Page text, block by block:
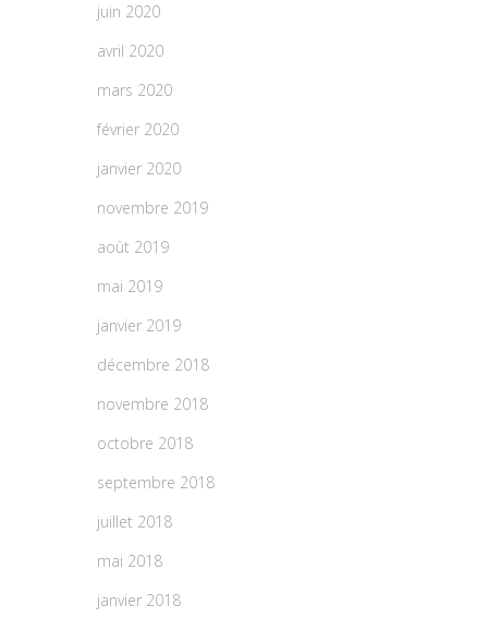
juin 2020
avril 2020
mars 2020
février 2020
janvier 2020
novembre 2019
août 2019
mai 2019
janvier 2019
décembre 2018
novembre 2018
octobre 2018
septembre 2018
juillet 2018
mai 2018
janvier 2018